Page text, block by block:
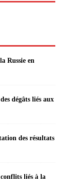
Russie en
dégâts liés aux
des résultats
liés à la